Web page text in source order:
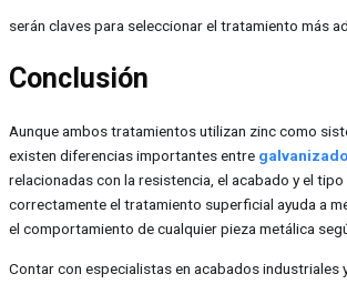
serán claves para seleccionar el tratamiento más
Conclusión
Aunque ambos tratamientos utilizan zinc como
existen diferencias importantes entre
relacionadas con la resistencia, el acabado y el
correctamente el tratamiento superficial ayuda a
el comportamiento de cualquier pieza metálica
Contar con especialistas en acabados industriales